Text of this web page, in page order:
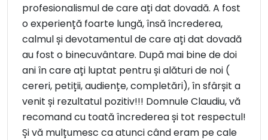
profesionalismul de care ați dat dovadă. A fost
o experiență foarte lungă, însă încrederea,
calmul și devotamentul de care ați dat dovadă
au fost o binecuvântare. După mai bine de doi
ani în care ați luptat pentru și alături de noi (
cereri, petiții, audiențe, completări), în sfârșit a
venit și rezultatul pozitiv!!! Domnule Claudiu, vă
recomand cu toată încrederea și tot respectul!
Și vă mulțumesc ca atunci când eram pe cale